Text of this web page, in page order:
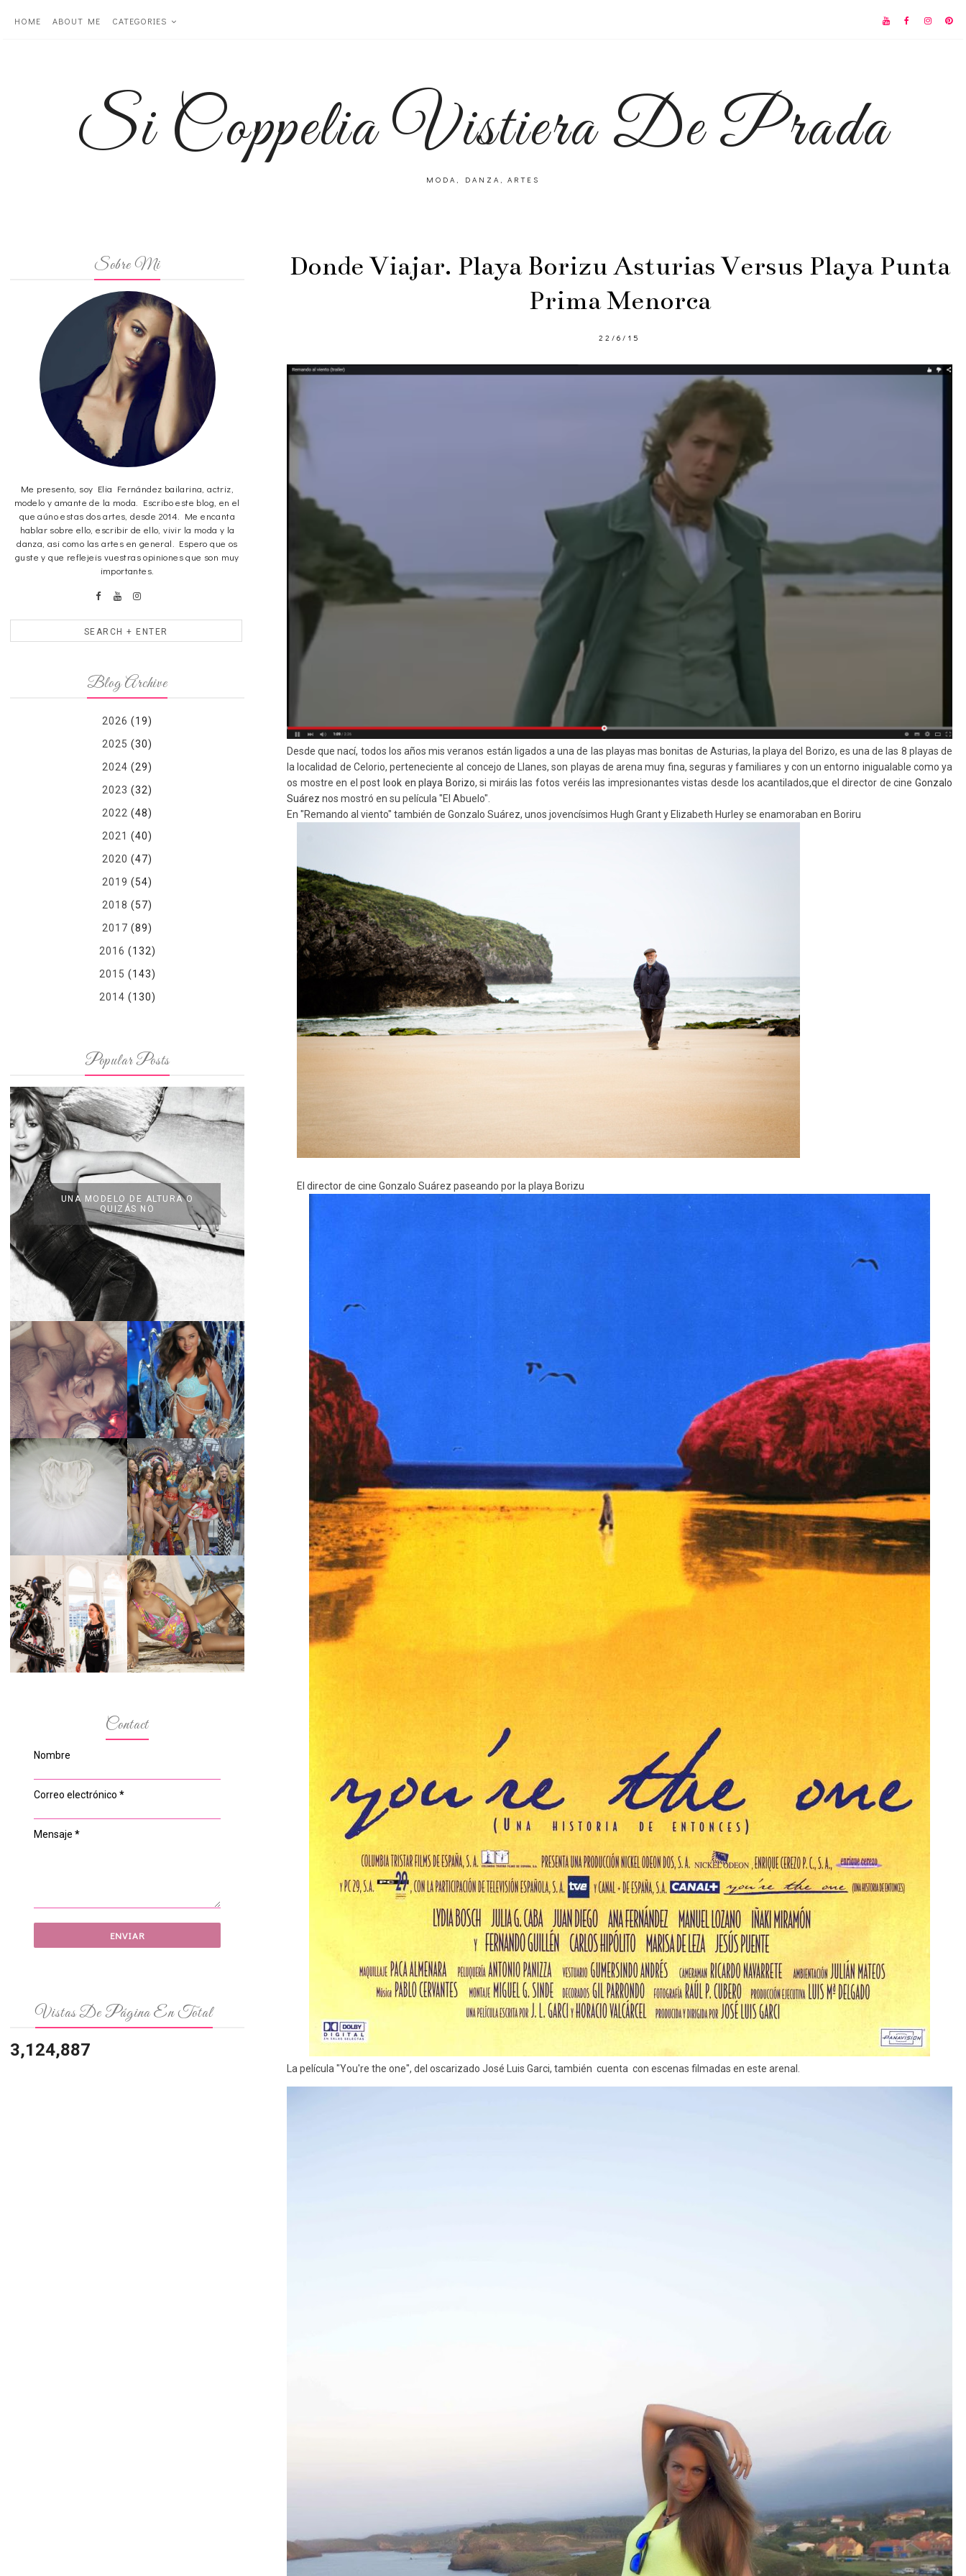
HOME ABOUT ME CATEGORIES
Si Coppelia Vistiera De Prada
MODA, DANZA, ARTES
Donde Viajar. Playa Borizu Asturias Versus Playa Punta
Prima Menorca
22/6/15
Desde que nací, todos los años mis veranos están ligados a una de las playas mas bonitas de Asturias, la playa del Borizo, es una de las 8 playas de
la localidad de Celorio, perteneciente al concejo de Llanes, son playas de arena muy fina, seguras y familiares y con un entorno inigualable como ya
os mostre en el post look en playa Borizo, si miráis las fotos veréis las impresionantes vistas desde los acantilados,que el director de cineGonzalo
Suárez nos mostró en su película "El Abuelo".
En "Remando al viento" también de Gonzalo Suárez, unos jovencísimos Hugh Grant y Elizabeth Hurley se enamoraban en Boriru
El director de cine Gonzalo Suárez paseando por la playa Borizu
La película "You're the one", del oscarizado José Luis Garci, también cuenta con escenas filmadas en este arenal.
Sobre Mi
Me presento, soy Elia Fernández bailarina, actriz,
modelo y amante de la moda. Escribo este blog, en el
que aúno estas dos artes, desde 2014. Me encanta
hablar sobre ello, escribir de ello, vivir la moda y la
danza, asi como las artes en general. Espero que os
guste y que reflejeis vuestras opiniones que son muy
importantes.
Blog Archive
2026 (19)
2025 (30)
2024 (29)
2023 (32)
2022 (48)
2021 (40)
2020 (47)
2019 (54)
2018 (57)
2017 (89)
2016 (132)
2015 (143)
2014 (130)
Popular Posts
UNA MODELO DE ALTURA O
QUIZÁS NO
LA BAILARINA
BLANCA DE LA
CRUZ O COMO
REINVENTARSE
ANTE LA
ADVERSIDAD.
LA ALTURA DE LAS
MODELOS MAS
ALTAS
TUTORIAL PARA
HACER UN TUTÚ
DE BALLET DE
¿QUIERES SABER
LA EDAD Y ALTURA
DE LAS MODELOS
VICTORIA'S
SECRET 2017?
MARGA GONZÁLEZ
Y ELIA FERNÁNDEZ
DIALOGAN EN
ESPACIO DEL
ANONIMATO, LA
CASA ROSA DE
OVIEDO
LA ALTURA DE LAS
MODELOS MAS
BAJITAS
Contact
Nombre
Correo electrónico *
Mensaje *
Vistas De Página En Total
3,124,887